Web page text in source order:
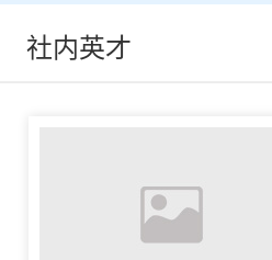
社内英才